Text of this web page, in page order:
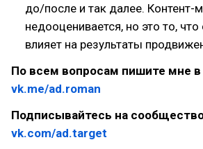
до/после и так далее. Контент-
недооценивается, но это то,
влияет на результаты
По всем вопросам пишите мне
vk.me/ad.roman
Подписывайтесь на
vk.com/ad.target